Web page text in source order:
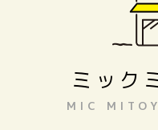
ミック
MIC